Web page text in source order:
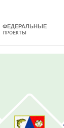
ФЕДЕРАЛЬНЫЕ
ПРОЕКТЫ